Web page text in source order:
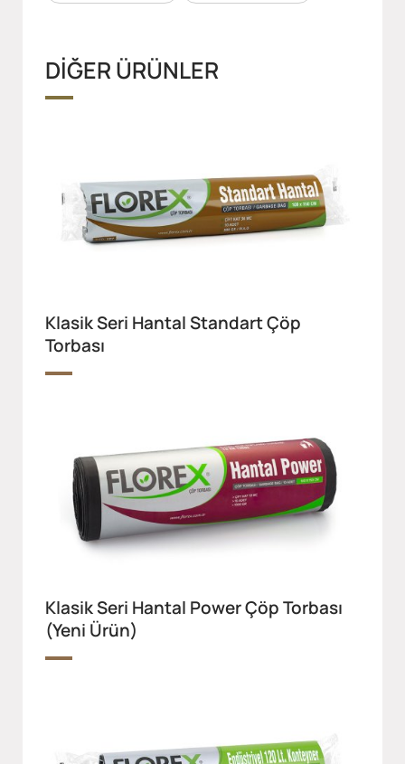
DİĞER ÜRÜNLER
Klasik Seri Hantal Standart Çöp
Torbası
Klasik Seri Hantal Power Çöp Torbası
(Yeni Ürün)